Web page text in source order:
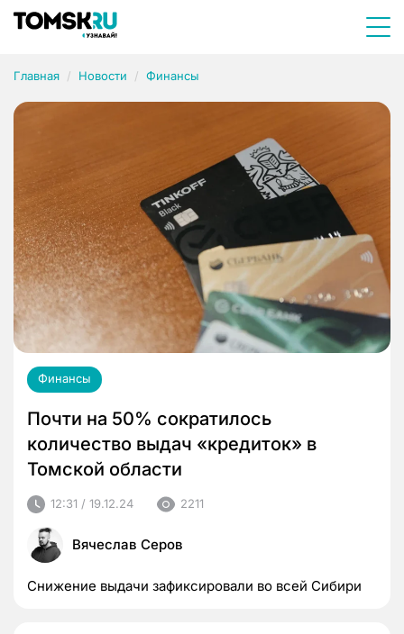
Главная Новости Финансы
Финансы
Почти на 50% сократилось
количество выдач «кредиток» в
Томской области
12:31 / 19.12.24 2211
Вячеслав Серов
Снижение выдачи зафиксировали во всей Сибири